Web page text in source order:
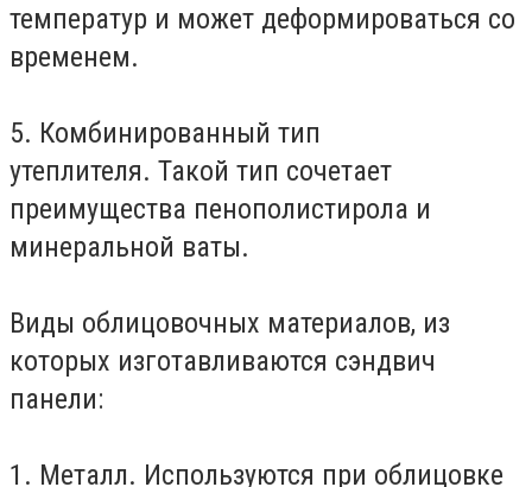
температур и может деформироваться со
временем.
5. Комбинированный тип
утеплителя. Такой тип сочетает
преимущества пенополистирола и
минеральной ваты.
Виды облицовочных материалов, из
которых изготавливаются сэндвич
панели:
1. Металл. Используются при облицовке